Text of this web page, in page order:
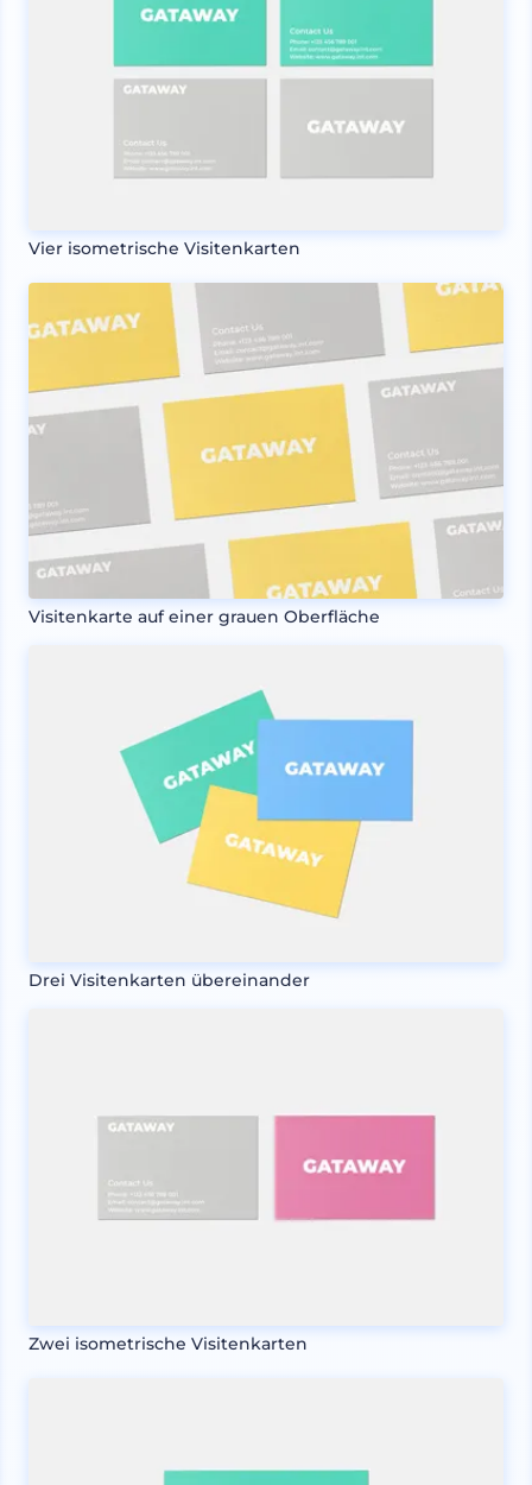
Vier isometrische Visitenkarten
Visitenkarte auf einer grauen Oberfläche
Drei Visitenkarten übereinander
Zwei isometrische Visitenkarten